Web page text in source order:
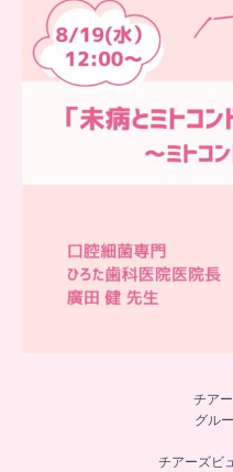
チア
グル
チアーズビ